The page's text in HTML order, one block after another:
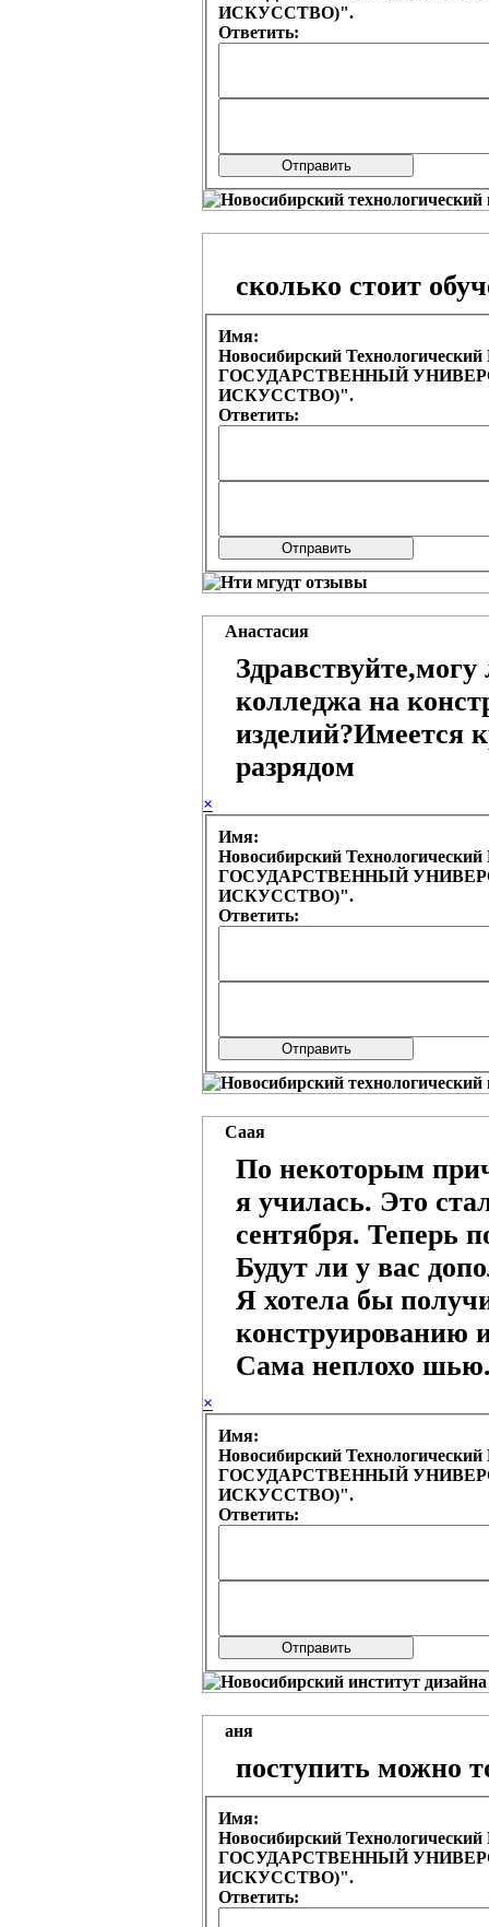
ИСКУССТВО)".
Ответить:
сколько стоит
Имя:
Новосибирский
ГОСУДАРСТВЕННЫЙ
ИСКУССТВО)".
Ответить:
Анастасия
колледжа на
изделий?Имеется
разрядом
×
Имя:
Новосибирский
ГОСУДАРСТВЕННЫЙ
ИСКУССТВО)".
Ответить:
Саая
По некоторым
я училась. Это
сентября. Теперь
Будут ли у вас
Я хотела бы
конструированию
Сама неплохо
×
Имя:
Новосибирский
ГОСУДАРСТВЕННЫЙ
ИСКУССТВО)".
Ответить:
аня
поступить можно
Имя:
Новосибирский
ГОСУДАРСТВЕННЫЙ
ИСКУССТВО)".
Ответить: